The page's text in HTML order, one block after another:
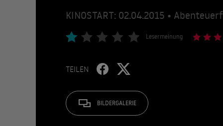
KINOSTART: 02.04.2015 •
Lesermeinung
TEILEN
BILDERGALERIE